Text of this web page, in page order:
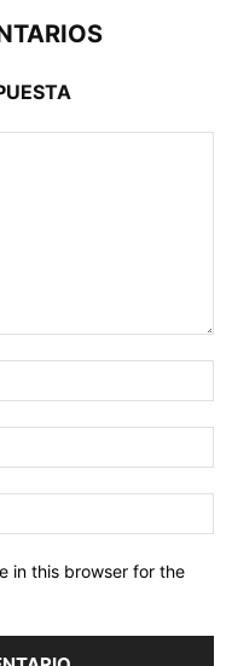
in this browser for the